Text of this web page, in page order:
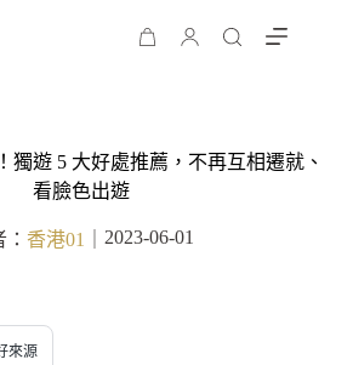
獨遊 5 大好處推薦，不再互相遷就、
看臉色出遊
香港01 2023-06-01
來源